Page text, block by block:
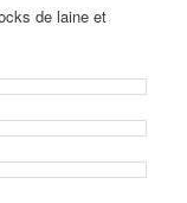
de laine et